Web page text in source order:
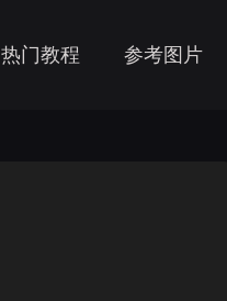
热门教程 参考图片